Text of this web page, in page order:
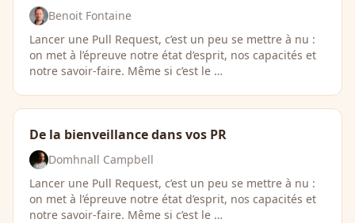
Benoit Fontaine
Lancer une Pull Request, c’est un peu se mettre à nu :
on met à l’épreuve notre état d’esprit, nos capacités et
notre savoir-faire. Même si c’est le …
De la bienveillance dans vos PR
Domhnall Campbell
Lancer une Pull Request, c’est un peu se mettre à nu :
on met à l’épreuve notre état d’esprit, nos capacités et
notre savoir-faire. Même si c’est le …